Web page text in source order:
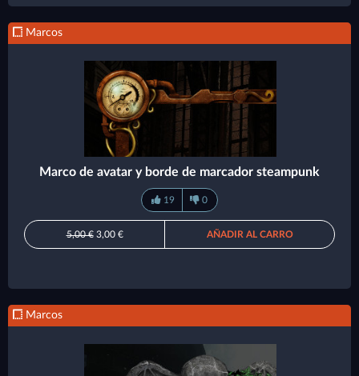
Marcos
Marco de avatar y borde de marcador steampunk
19 0
5,00 €3,00 € AÑADIR AL CARRO
Marcos